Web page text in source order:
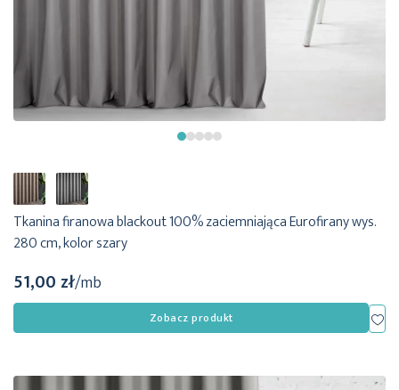
Tkanina firanowa blackout 100% zaciemniająca Eurofirany wys.
280 cm, kolor szary
51,00 zł/mb
Zobacz produkt